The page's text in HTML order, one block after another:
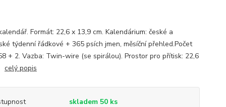
Formát: 22,6 x 13,9 cm. Kalendárium: české a
týdenní řádkové + 365 psích jmen, měsíční přehled.Počet
+ 2. Vazba: Twin-wire (se spirálou). Prostor pro přítisk: 22,6
celý popis
skladem 50 ks